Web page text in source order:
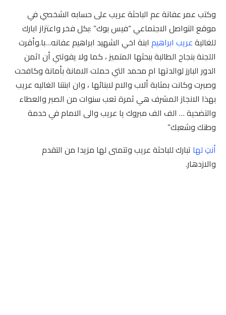
وكتب عمر عفانة عم الباحثة عريب على حسابه الشخصي في
موقع التواصل الاجتماعي “فيس بوك” :بكل فخر واعتزاز ابارك
للغاليةعريب ابراهيم ابنة اخي الشهيد ابراهيم عفانه…با.وأقرت
اللجنة بنجاح الطالبة ببحثها المتميز ، كما ولا يفوتني أن اثمن
الدور البارز لوالدتها ام محمد التي حملت الامانة بأمانة وكافحت
وصبرت وكانت بمثابة ألاب والام لابنائها ، وان ابنتنا الغاليه عريب
بهذا الانجاز المشرف هي ثمرة تعب سنوات من الصبر والعطاء
والتضحية … الف الف مبروك يا عريب والى الامام في خدمة
وطنك وشعبك”
أنتِ لها تبارك للباحثة عريب وتتمنى لها مزيدا من التقدم
والازدهار.